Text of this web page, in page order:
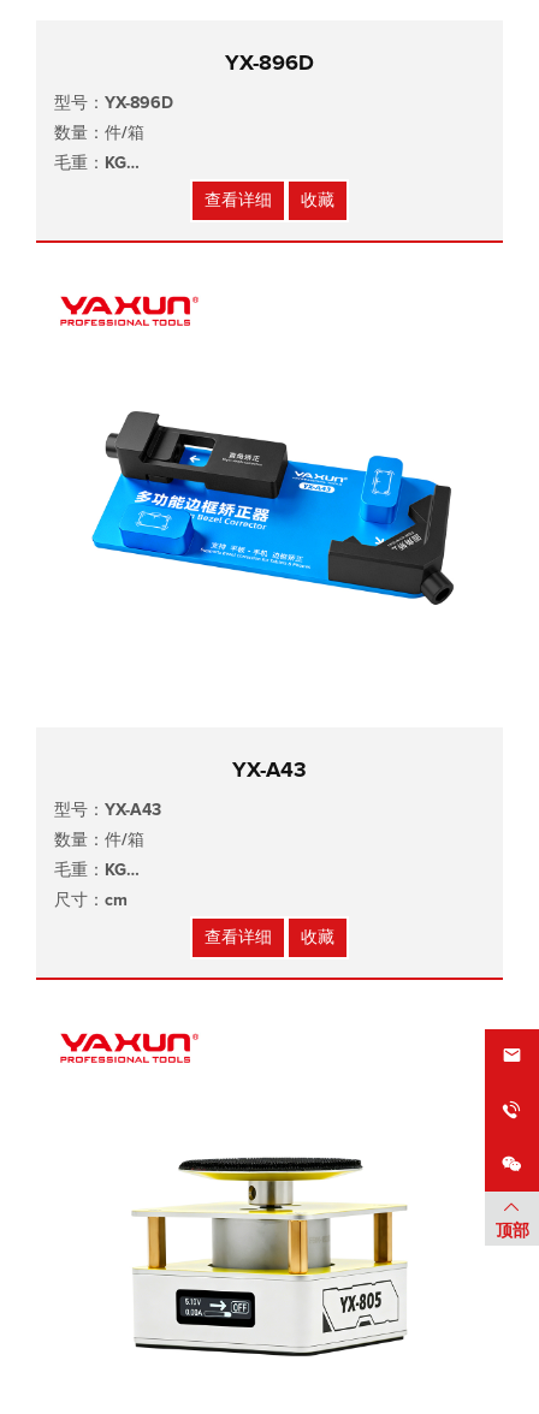
YX-896D
型号：YX-896D
数量：件/箱
毛重：KG
查看详细 收藏
YX-A43
型号：YX-A43
数量：件/箱
毛重：KG
尺寸：cm
查看详细 收藏
顶部